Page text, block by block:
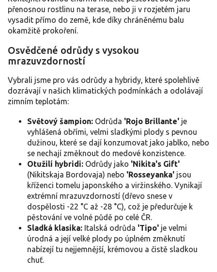
v
ý
u
přenosnou rostlinu na terase, nebo ji v rozjetém jaru
vysadit přímo do země, kde díky chráněnému balu
okamžitě prokoření.
Osvědčené odrůdy s vysokou
mrazuvzdorností
Vybrali jsme pro vás odrůdy a hybridy, které spolehlivě
dozrávají v našich klimatických podmínkách a odolávají
zimním teplotám:
Světový šampion: Odrůda 'Rojo Brillante' je
vyhlášená obřími, velmi sladkými plody s pevnou
dužinou, které se dají konzumovat jako jablko, nebo
se nechají změknout do medové konzistence.
Otužilí hybridi: Odrůdy jako 'Nikita's Gift'
(Nikitskaja Bordovaja) nebo 'Rosseyanka' jsou
kříženci tomelu japonského a viržinského. Vynikají
extrémní mrazuvzdorností (dřevo snese v
dospělosti -22 °C až -28 °C), což je předurčuje k
pěstování ve volné půdě po celé ČR.
Sladká klasika: Italská odrůda 'Tipo' je velmi
úrodná a její velké plody po úplném změknutí
nabízejí tu nejjemnější, krémovou a čistě sladkou
chuť.